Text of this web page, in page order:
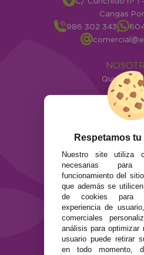
Cangas
986 302 343
Quiénes
Info
ATENCIÓN AL
Formas de
Preguntas
SEGURIDAD Y
Términos y
Política de
Política de
Respetamos
Nuestro site utiliza
necesarias
funcionamiento del
que además se
de cookies para
experiencia de
comerciales
análisis para optimizar
usuario puede retirar
en todo momento,